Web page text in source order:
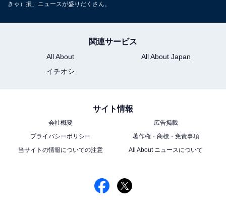
きゃ）損」ニュースが盛りだくさん。
関連サービス
All About
All About Japan
イチオシ
サイト情報
会社概要
広告掲載
プライバシーポリシー
著作権・商標・免責事項
当サイトの情報についての注意
All About ニュースについて